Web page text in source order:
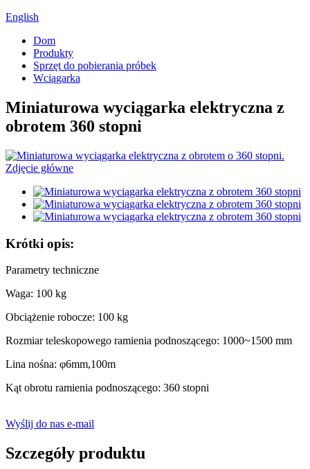
English
Dom
Produkty
Sprzęt do pobierania próbek
Wciągarka
Miniaturowa wyciągarka elektryczna z
obrotem 360 stopni
Krótki opis:
Parametry techniczne
Waga: 100 kg
Obciążenie robocze: 100 kg
Rozmiar teleskopowego ramienia podnoszącego: 1000~1500 mm
Lina nośna: φ6mm,100m
Kąt obrotu ramienia podnoszącego: 360 stopni
Wyślij do nas e-mail
Szczegóły produktu